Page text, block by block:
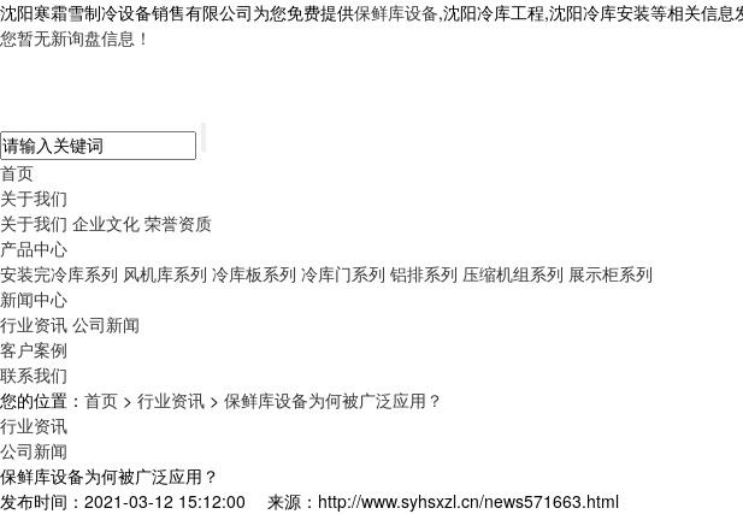
沈阳寒霜雪制冷设备销售有限公司为您免费提供保鲜库设备,沈阳冷库工程,沈阳冷库安装等相关信息
您暂无新询盘信息！
首页
关于我们
关于我们 企业文化 荣誉资质
产品中心
安装完冷库系列 风机库系列 冷库板系列 冷库门系列 铝排系列 压缩机组系列 展示柜系列
新闻中心
行业资讯 公司新闻
客户案例
联系我们
您的位置： 首页 > 行业资讯 > 保鲜库设备为何被广泛应用？
行业资讯
公司新闻
保鲜库设备为何被广泛应用？
发布时间：2021-03-12 15:12:00
来源：http://www.syhsxzl.cn/news571663.html